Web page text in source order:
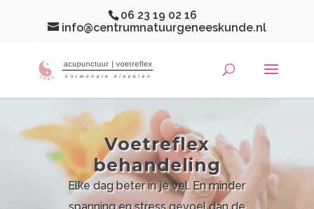
06 23 19 02 16
info@centrumnatuurgeneeskunde.nl
Voetreflex
behandeling
Elke dag beter in je vel. En minder